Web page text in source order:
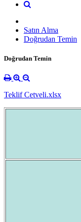
Satın Alma
Doğrudan Temin
Doğrudan Temin
Teklif Cetveli.xlsx